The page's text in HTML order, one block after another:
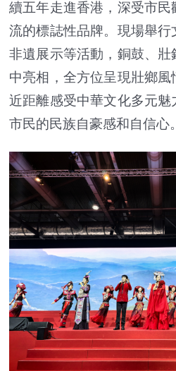
續五年走進香港，深受市
流的標誌性品牌。現場舉行
非遺展示等活動，銅鼓、
中亮相，全方位呈現壯鄉風
近距離感受中華文化多元
市民的民族自豪感和自信心。